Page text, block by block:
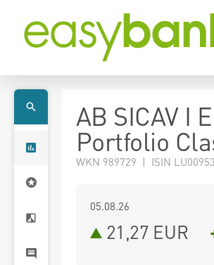
AB SICAV I
Portfolio
WKN 989729 | ISIN
05.08.26
21,27 EUR